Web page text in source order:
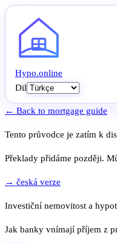
Hypo.online
Dil
← Back to mortgage guide
Tento průvodce je zatím k
Překlady přidáme později.
→ česká verze
Investiční nemovitost a
Jak banky vnímají příjem z